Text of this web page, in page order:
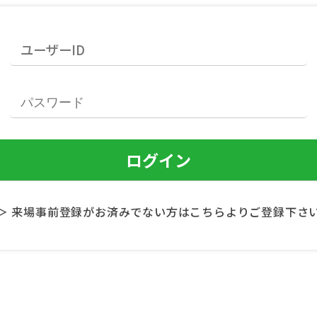
来場事前登録がお済みでない方はこちらよりご登録下さ